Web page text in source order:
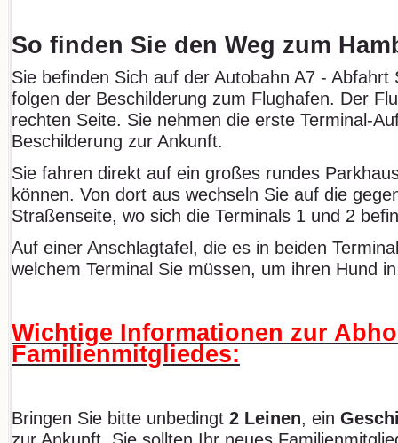
So finden Sie den Weg zum
Sie befinden Sich auf der Autobahn A7 - Abfahrt
folgen der Beschilderung zum Flughafen. Der
rechten Seite. Sie nehmen die erste Terminal-
Beschilderung zur Ankunft.
Sie fahren direkt auf ein großes rundes
können. Von dort aus wechseln Sie auf die
Straßenseite, wo sich die Terminals 1 und 2
Auf einer Anschlagtafel, die es in beiden
welchem Terminal Sie müssen, um ihren Hund
Wichtige Informationen zur
Familienmitgliedes:
Bringen Sie bitte unbedingt 2 Leinen, ein